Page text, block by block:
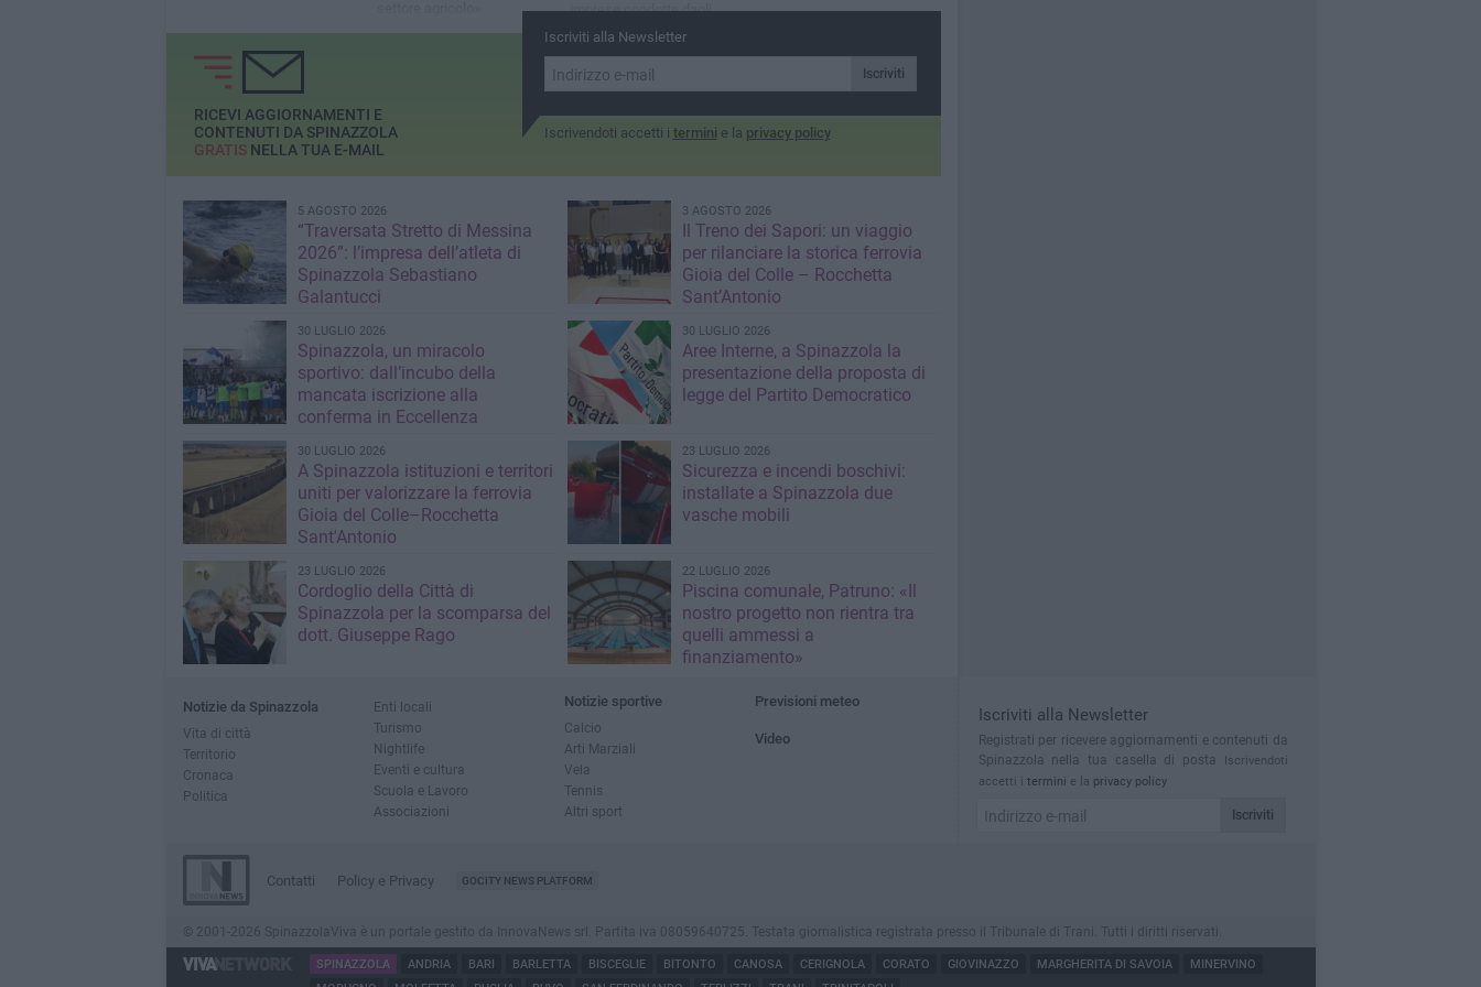
imprese condotte dagli
under 35»
Iscriviti alla Newsletter
Iscriviti
Iscrivendoti accetti i termini e la privacy policy
RICEVI AGGIORNAMENTI E
CONTENUTI DA SPINAZZOLA
GRATISNELLA TUA E-MAIL
5 AGOSTO 2026
“Traversata Stretto di Messina
2026”: l’impresa dell’atleta di
Spinazzola Sebastiano
Galantucci
3 AGOSTO 2026
Il Treno dei Sapori: un viaggio
per rilanciare la storica ferrovia
Gioia del Colle – Rocchetta
Sant’Antonio
30 LUGLIO 2026
Spinazzola, un miracolo
sportivo: dall’incubo della
mancata iscrizione alla
conferma in Eccellenza
30 LUGLIO 2026
Aree Interne, a Spinazzola la
presentazione della proposta di
legge del Partito Democratico
30 LUGLIO 2026
A Spinazzola istituzioni e territori
uniti per valorizzare la ferrovia
Gioia del Colle–Rocchetta
Sant'Antonio
23 LUGLIO 2026
Sicurezza e incendi boschivi:
installate a Spinazzola due
vasche mobili
23 LUGLIO 2026
Cordoglio della Città di
Spinazzola per la scomparsa del
dott. Giuseppe Rago
22 LUGLIO 2026
Piscina comunale, Patruno: «Il
nostro progetto non rientra tra
quelli ammessi a
finanziamento»
Notizie da Spinazzola
Vita di città
Territorio
Cronaca
Politica
Enti locali
Turismo
Nightlife
Eventi e cultura
Scuola e Lavoro
Associazioni
Notizie sportive
Calcio
Arti Marziali
Vela
Tennis
Altri sport
Previsioni meteo
Video
Iscriviti alla Newsletter
Registrati per ricevere aggiornamenti e contenuti da
Spinazzola nella tua casella di posta
Iscrivendoti
accetti i termini e la privacy policy
Iscriviti
Contatti Policy e Privacy GOCITY NEWS PLATFORM
© 2001-2026 SpinazzolaViva è un portale gestito da InnovaNews srl. Partita iva 08059640725. Testata giornalistica registrata presso il Tribunale di Trani. Tutti i diritti riservati.
SPINAZZOLA ANDRIA BARI BARLETTA BISCEGLIE BITONTO CANOSA CERIGNOLA CORATO GIOVINAZZO MARGHERITA DI SAVOIA
MINERVINO